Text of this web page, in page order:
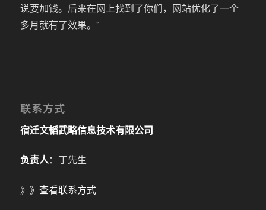
说要加钱。后来在网上找到了你们，网站优化了一个
多月就有了效果。”
联系方式
宿迁文韬武略信息技术有限公司
负责人：丁先生
》》 查看联系方式